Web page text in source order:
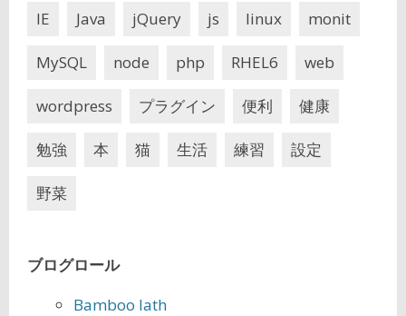
IE Java jQuery js linux monit
MySQL node php RHEL6 web
wordpress プラグイン 便利 健康
勉強 本 猫 生活 練習 設定
野菜
ブログロール
Bamboo lath